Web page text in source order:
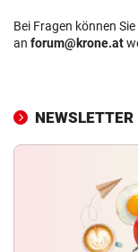
Bei Fragen können
an forum@krone.at
NEWSLETTER